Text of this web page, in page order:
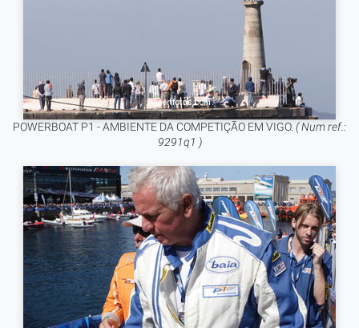
POWERBOAT P1 - AMBIENTE DA COMPETIÇÃO EM VIGO. ( Num ref.:
9291q1 )